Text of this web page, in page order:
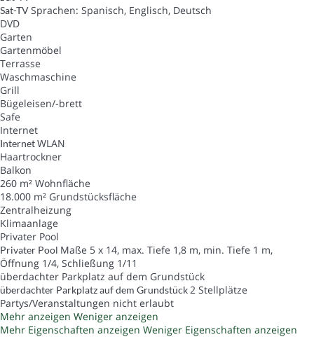
Sat-TV Sprachen: Spanisch, Englisch, Deutsch
DVD
Garten
Gartenmöbel
Terrasse
Waschmaschine
Grill
Bügeleisen/-brett
Safe
Internet
InternetWLAN
Haartrockner
Balkon
260 m² Wohnfläche
18.000 m² Grundstücksfläche
Zentralheizung
Klimaanlage
Privater Pool
Privater Pool Maße 5 x 14, max. Tiefe 1,8 m, min. Tiefe 1 m,
Öffnung 1/4, Schließung 1/11
überdachter Parkplatz auf dem Grundstück
überdachter Parkplatz auf dem Grundstück 2 Stellplätze
Partys/Veranstaltungen nicht erlaubt
Mehr anzeigen Weniger anzeigen
Mehr Eigenschaften anzeigen Weniger Eigenschaften anzeigen